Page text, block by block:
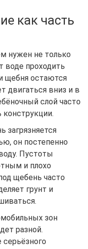
как часть
нужен не только
воде проходить
щебня остаются
двигаться вниз и в
слой часто
загрязняется
он постепенно
Пустоты
и плохо
щебень часто
грунт и
зон
разной.